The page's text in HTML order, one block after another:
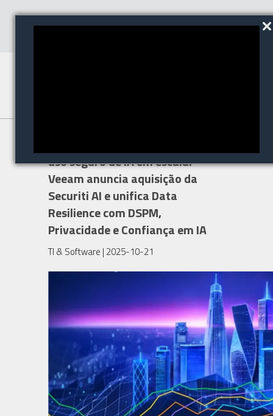
uso seguro de IA em escala:
Veeam anuncia aquisição da
Securiti AI e unifica Data
Resilience com DSPM,
Privacidade e Confiança em IA
TI & Software | 2025-10-21